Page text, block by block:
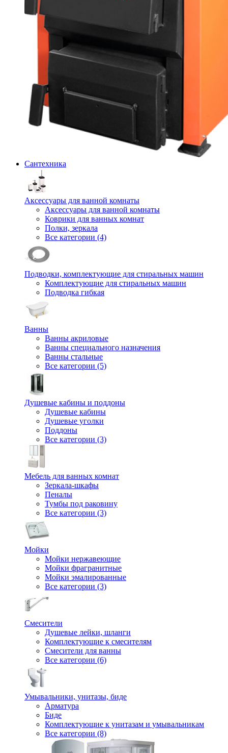
Сантехника
Аксессуары для ванной комнаты
Аксессуары для ванной комнаты
Коврики для ванных комнат
Полки, зеркала
Все категории (4)
Подводки, комплектующие для стиральных машин
Комплектующие для стиральных машин
Подводка гибкая
Ванны
Ванны акриловые
Ванны специального назначения
Ванны стальные
Все категории (5)
Душевые кабины и поддоны
Душевые кабины
Душевые уголки
Поддоны
Все категории (3)
Мебель для ванных комнат
Зеркала-шкафы
Пеналы
Тумбы под раковину
Все категории (3)
Мойки
Мойки нержавеющие
Мойки фрагранитные
Мойки эмалированные
Все категории (3)
Смесители
Душевые лейки, шланги
Комплектующие к смесителям
Смесители для ванны
Все категории (6)
Умывальники, унитазы, биде
Арматура
Биде
Комплектующие к унитазам и умывальникам
Все категории (8)